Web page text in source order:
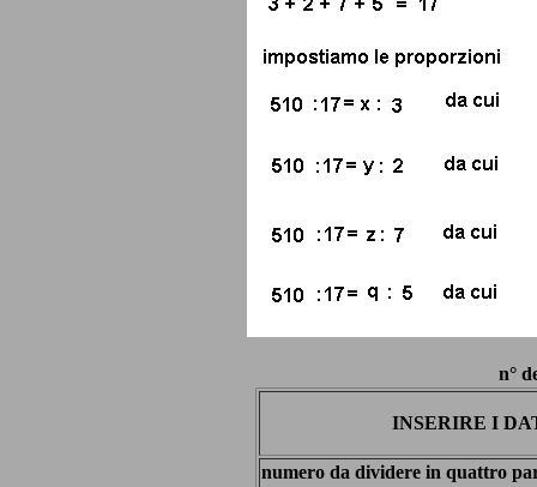
n°
INSERIRE I
numero da dividere in quattro